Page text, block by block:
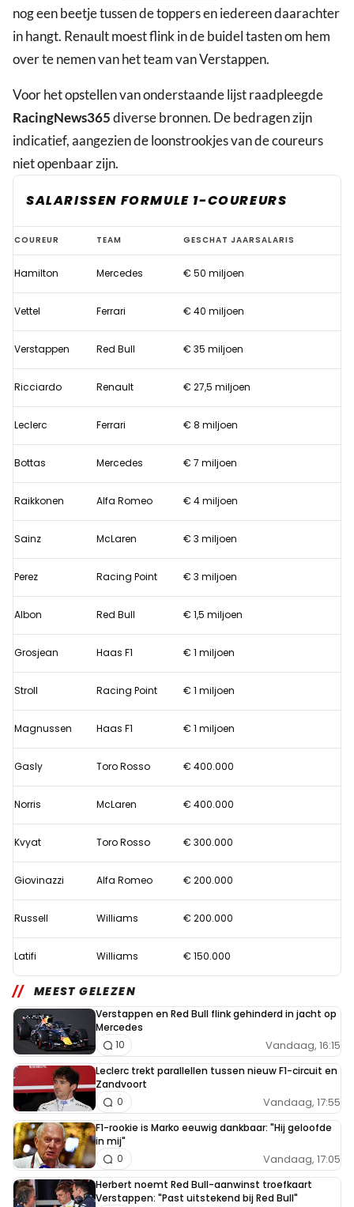
nog een beetje tussen de toppers en iedereen daarachter
in hangt. Renault moest flink in de buidel tasten om hem
over te nemen van het team van Verstappen.
Voor het opstellen van onderstaande lijst raadpleegde
RacingNews365diverse bronnen. De bedragen zijn
indicatief, aangezien de loonstrookjes van de coureurs
niet openbaar zijn.
SALARISSEN FORMULE 1-COUREURS
Hoeveel
verdienen
de
Formule
coureurs
in
2020?
COUREUR TEAM GESCHAT JAARSALARIS
Hamilton Mercedes € 50 miljoen
Vettel Ferrari € 40 miljoen
Verstappen Red Bull € 35 miljoen
Ricciardo Renault € 27,5 miljoen
Leclerc Ferrari € 8 miljoen
Bottas Mercedes € 7 miljoen
Raikkonen Alfa Romeo € 4 miljoen
Sainz McLaren € 3 miljoen
Perez Racing Point € 3 miljoen
Albon Red Bull € 1,5 miljoen
Grosjean Haas F1 € 1 miljoen
Stroll Racing Point € 1 miljoen
Magnussen Haas F1 € 1 miljoen
Gasly Toro Rosso € 400.000
Norris McLaren € 400.000
Kvyat Toro Rosso € 300.000
Giovinazzi Alfa Romeo € 200.000
Russell Williams € 200.000
Latifi Williams € 150.000
MEEST GELEZEN
Verstappen en Red Bull flink gehinderd in jacht op
Mercedes
Vandaag, 16:15
10
Leclerc trekt parallellen tussen nieuw F1-circuit en
Zandvoort
Vandaag, 17:55
0
F1-rookie is Marko eeuwig dankbaar: "Hij geloofde
in mij"
Vandaag, 17:05
0
Herbert noemt Red Bull-aanwinst troefkaart
Verstappen: "Past uitstekend bij Red Bull"